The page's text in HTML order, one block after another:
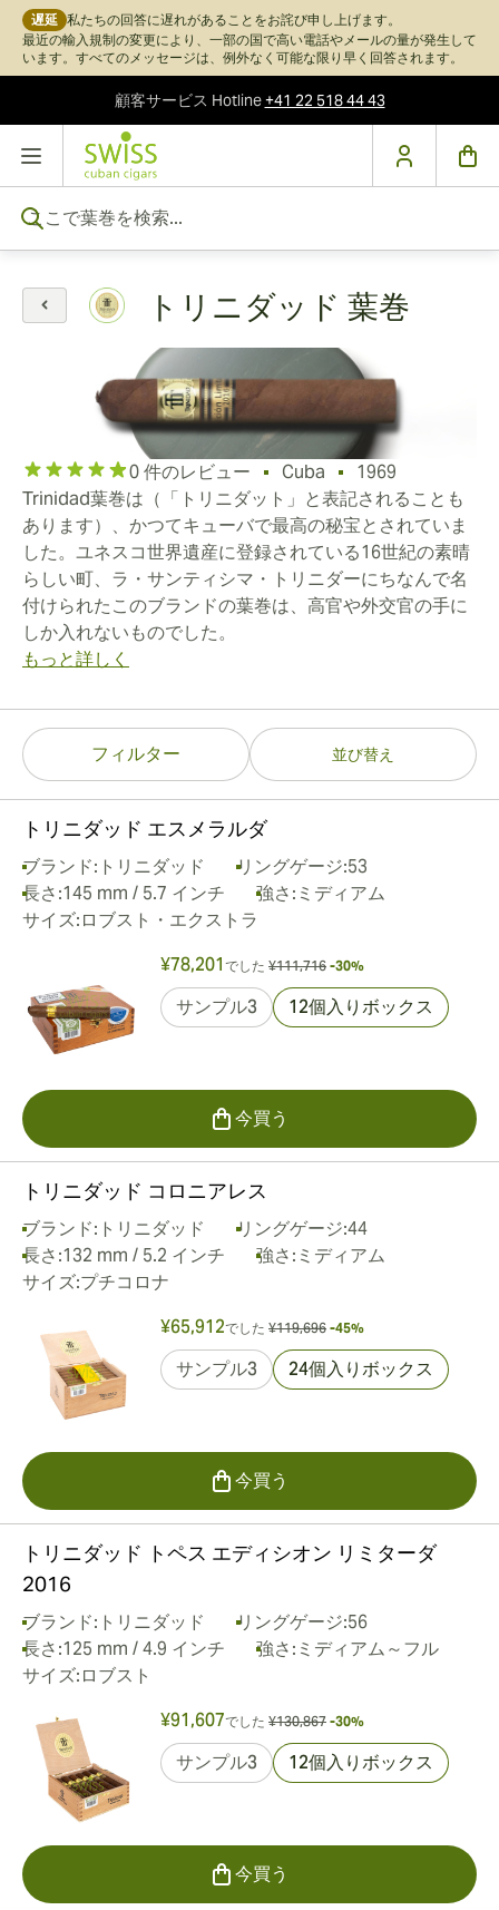
遅延 私たちの回答に遅れがあることをお詫び申し上げます。
最近の輸入規制の変更により、一部の国で高い電話やメールの量が発生して
います。すべてのメッセージは、例外なく可能な限り早く回答されます。
顧客サービス Hotline+41 22 518 44 43
コンテンツにスキップ
トリニダッド 葉巻
0 件のレビュー Cuba
1969
Trinidad葉巻は（「トリニダット」と表記されることも
あります）、かつてキューバで最高の秘宝とされていま
した。ユネスコ世界遺産に登録されている16世紀の素晴
らしい町、ラ・サンティシマ・トリニダーにちなんで名
付けられたこのブランドの葉巻は、高官や外交官の手に
しか入れないものでした。
もっと詳しく
並び替え
フィルター
トリニダッド エスメラルダ
ブランド: トリニダッド リングゲージ:53
長さ:145 mm / 5.7 インチ 強さ: ミディアム
サイズ:ロブスト・エクストラ
¥78,201 でした ¥111,716 -30%
サンプル3 12個入りボックス
今買う
トリニダッド コロニアレス
ブランド: トリニダッド リングゲージ:44
長さ:132 mm / 5.2 インチ 強さ: ミディアム
サイズ:プチコロナ
¥65,912でした ¥119,696 -45%
サンプル3 24個入りボックス
今買う
トリニダッド トペス エディシオン リミターダ
2016
ブランド: トリニダッド リングゲージ:56
長さ:125 mm / 4.9 インチ 強さ: ミディアム～フル
サイズ:ロブスト
¥91,607でした ¥130,867 -30%
サンプル3 12個入りボックス
今買う